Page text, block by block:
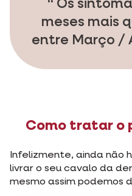
Os
meses mais
entre Março /
Como tratar o
Infelizmente, ainda não
livrar o seu cavalo da
mesmo assim podemos